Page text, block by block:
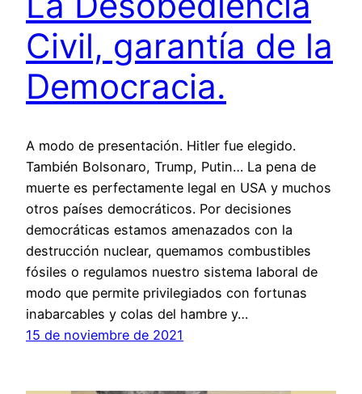
Civil, garantía de la
Democracia.
A modo de presentación. Hitler fue elegido.
También Bolsonaro, Trump, Putin… La pena de
muerte es perfectamente legal en USA y muchos
otros países democráticos. Por decisiones
democráticas estamos amenazados con la
destrucción nuclear, quemamos combustibles
fósiles o regulamos nuestro sistema laboral de
modo que permite privilegiados con fortunas
inabarcables y colas del hambre y…
15 de noviembre de 2021